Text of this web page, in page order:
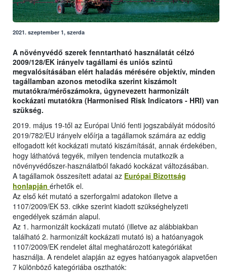
2021. szeptember 1, szerda
A növényvédő szerek fenntartható használatát célzó
2009/128/EK irányelv tagállami és uniós szintű
megvalósításában elért haladás mérésére objektív, minden
tagállamban azonos metodika szerint kiszámolt
mutatókra/mérőszámokra, úgynevezett harmonizált
kockázati mutatókra (Harmonised Risk Indicators - HRI) van
szükség.
2019. május 19-től az Európai Unió fenti jogszabályát módosító
2019/782/EU irányelv előírja a tagállamok számára az eddig
elfogadott két kockázati mutató kiszámítását, annak érdekében,
hogy láthatóvá tegyék, milyen tendencia mutatkozik a
növényvédőszer-használatból fakadó kockázat változásában.
A tagállamok összesített adatai az Európai Bizottság
honlapján érhetők el.
Az első két mutató a szerforgalmi adatokon illetve a
1107/2009/EK 53. cikke szerint kiadott szükséghelyzeti
engedélyek számán alapul.
Az 1. harmonizált kockázati mutató (illetve az alábbiakban
található 2. harmonizált kockázati mutató is) a hatóanyagok
1107/2009/EK rendelet által meghatározott kategóriákat
használja. A rendelet alapján az egyes hatóanyagok alapvetően
7 különböző kategóriába oszthatók: